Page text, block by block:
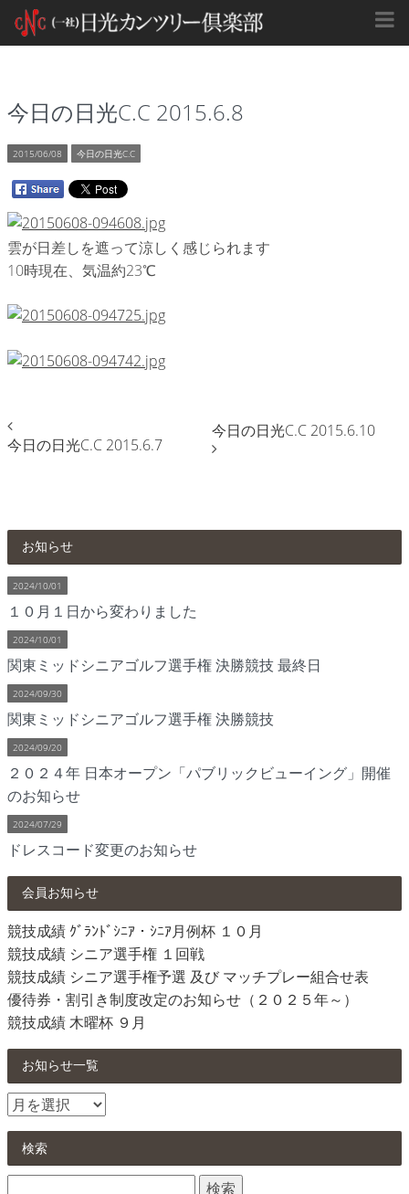
今日の日光C.C 2015.6.8
2015/06/08 今日の日光C.C
雲が日差しを遮って涼しく感じられます
10時現在、気温約23℃
今日の日光C.C 2015.6.7
今日の日光C.C 2015.6.10
お知らせ
2024/10/01
１０月１日から変わりました
2024/10/01
関東ミッドシニアゴルフ選手権 決勝競技 最終日
2024/09/30
関東ミッドシニアゴルフ選手権 決勝競技
2024/09/20
２０２４年 日本オープン「パブリックビューイング」開催
のお知らせ
2024/07/29
ドレスコード変更のお知らせ
会員お知らせ
競技成績 ｸﾞﾗﾝﾄﾞｼﾆｱ・ｼﾆｱ月例杯 １０月
競技成績 シニア選手権 １回戦
競技成績 シニア選手権予選 及び マッチプレー組合せ表
優待券・割引き制度改定のお知らせ（２０２５年～）
競技成績 木曜杯 ９月
お知らせ一覧
お
せ
検索